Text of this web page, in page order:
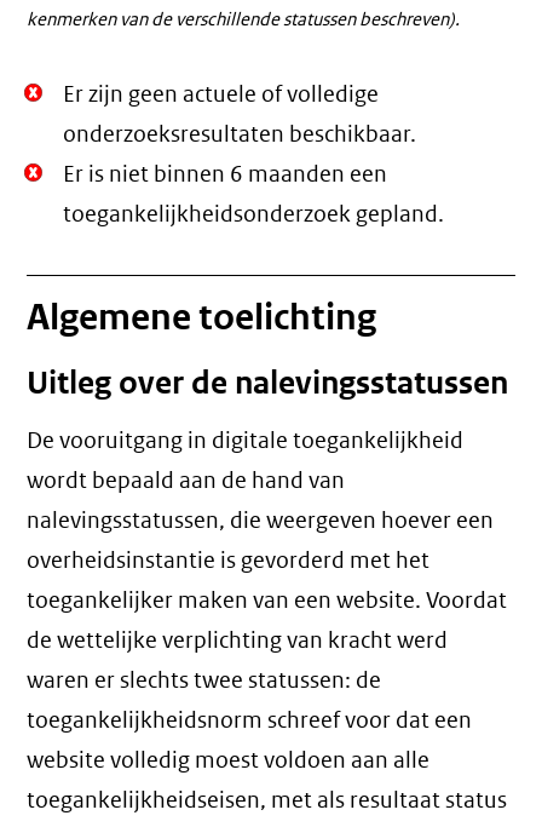
kenmerken van de verschillende statussen beschreven).
Niet
Oké.
Er zijn geen actuele of volledige
onderzoeksresultaten beschikbaar.
Niet
Oké.
Er is niet binnen 6 maanden een
toegankelijkheidsonderzoek gepland.
Algemene toelichting
Uitleg over de nalevingsstatussen
De vooruitgang in digitale toegankelijkheid
wordt bepaald aan de hand van
nalevingsstatussen, die weergeven hoever een
overheidsinstantie is gevorderd met het
toegankelijker maken van een website. Voordat
de wettelijke verplichting van kracht werd
waren er slechts twee statussen: de
toegankelijkheidsnorm schreef voor dat een
website volledig moest voldoen aan alle
toegankelijkheidseisen, met als resultaat status